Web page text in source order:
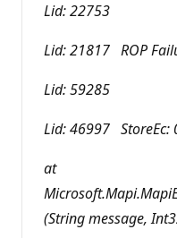
Lid: 22753
Lid: 21817 ROP
Lid: 59285
Lid: 46997 StoreEc:
at
(String message,